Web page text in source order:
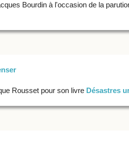
Bourdin à l'occasion de la
Rousset pour son livre Désastres